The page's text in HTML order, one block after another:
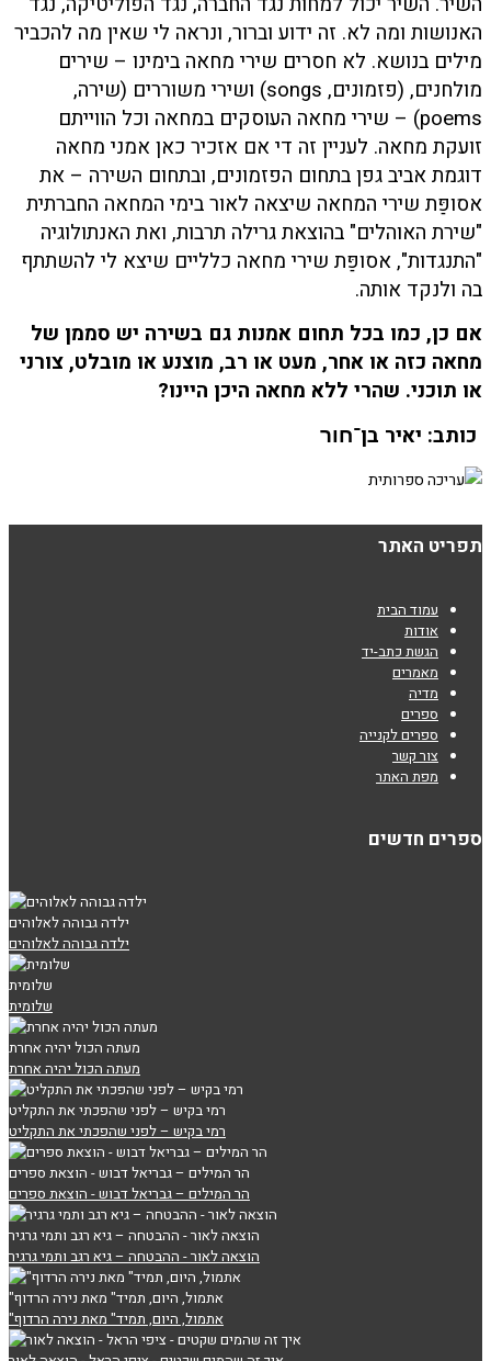
האנושות ומה לא. זה ידוע וברור, ונראה לי שאין מה להכביר
מילים בנושא. לא חסרים שירי מחאה בימינו – שירים
מולחנים, (פזמונים, songs) ושירי משוררים (שירה,
poems) – שירי מחאה העוסקים במחאה וכל הווייתם
זועקת מחאה. לעניין זה די אם אזכיר כאן אמני מחאה
דוגמת אביב גפן בתחום הפזמונים, ובתחום השירה – את
אסופַּת שירי המחאה שיצאה לאור בימי המחאה החברתית
"שירת האוהלים" בהוצאת גרילה תרבות, ואת האנתולוגיה
"התנגדות", אסופַּת שירי מחאה כלליים שיצא לי להשתתף
בה ולנקד אותה.
אם כן, כמו בכל תחום אמנות גם בשירה יש סממן של
מחאה כזה או אחר, מעט או רב, מוצנע או מובלט, צורני
או תוכני. שהרי ללא מחאה היכן היינו?
כותב: יאיר בן־חור
תפריט האתר
עמוד הבית
אודות
הגשת כתב-יד
מאמרים
מדיה
ספרים
ספרים לקנייה
צור קשר
מפת האתר
ספרים חדשים
ילדה גבוהה לאלוהים
ילדה גבוהה לאלוהים
שלומית
שלומית
מעתה הכול יהיה אחרת
מעתה הכול יהיה אחרת
רמי בקיש – לפני שהפכתי את התקליט
רמי בקיש – לפני שהפכתי את התקליט
הר המילים – גבריאל דבוש - הוצאת ספרים
הר המילים – גבריאל דבוש - הוצאת ספרים
הוצאה לאור - ההבטחה – גיא רגב ותמי גרגיר
הוצאה לאור - ההבטחה – גיא רגב ותמי גרגיר
"אתמול, היום, תמיד" מאת נירה הרדוף
"אתמול, היום, תמיד" מאת נירה הרדוף